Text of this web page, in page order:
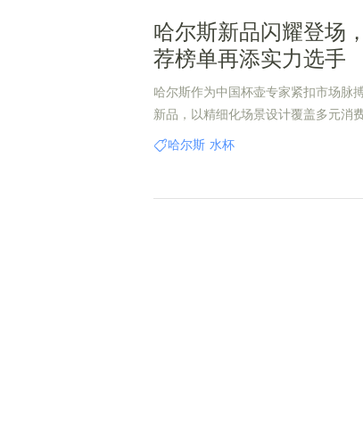
哈尔斯新品闪耀登场
荐榜单再添实力选手
哈尔斯作为中国杯壶专家紧扣市场脉
新品，以精细化场景设计覆盖多元消
趋势的深刻洞察，成为2025年水杯推
哈尔斯 水杯